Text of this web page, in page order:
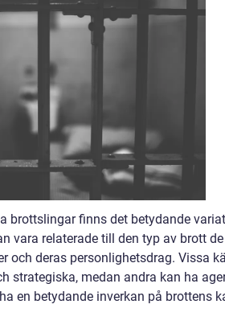
brottslingar finns det betydande
vara relaterade till den typ av brott
och deras personlighetsdrag. Vissa
strategiska, medan andra kan ha
en betydande inverkan på brottens